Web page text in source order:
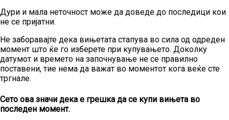
Дури и мала неточност може да доведе до последици кои
не се пријатни.
Не заборавајте дека вињетата стапува во сила од одреден
момент што ќе го изберете при купувањето. Доколку
датумот и времето на започнување не се правилно
поставени, тие нема да важат во моментот кога веќе сте
тргнале.
Сето ова значи дека е грешка да се купи вињета во
последен момент.